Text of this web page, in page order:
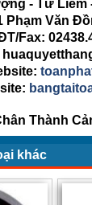
- Từ Liêm
Văn
Fax:
Thành
khác